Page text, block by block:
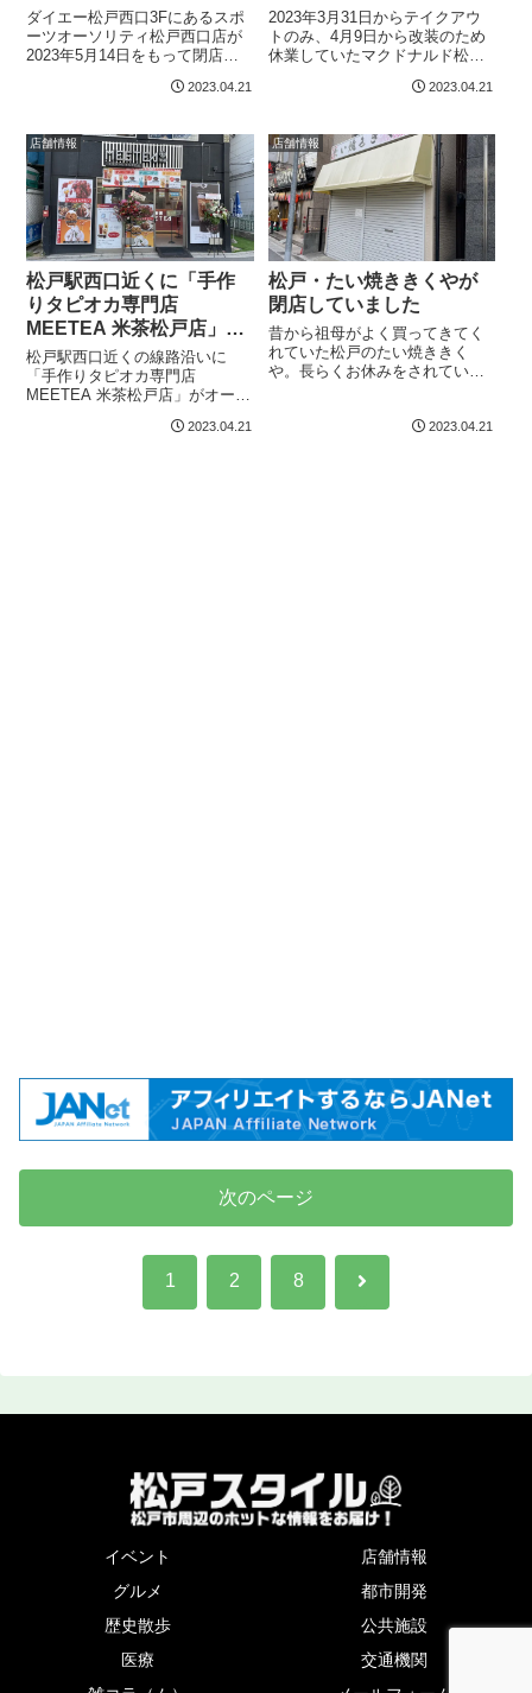
14日閉店へ
ダイエー松戸西口3Fにあるスポ
ーツオーソリティ松戸西口店が
2023年5月14日をもって閉店す
全閉店売りつくしセールが行わ
ティ松戸西口店スポーツオーソ
リティ松戸西口店完全閉店売り
つくしス...
2023.04.21
2023年3月31日からテイクアウ
トのみ、4月9日から改装のため
休業していたマクドナルド松戸
しました。マクドナルド松戸駅
知らせマクドナルド松戸駅前店
所在地：千葉県松戸市松戸1230-
1
2023.04.21
店舗情報
松戸駅西口近くに「手作
りタピオカ専門店
MEETEA 米茶松戸店」が
オープンしていました。
松戸駅西口近くの線路沿いに
「手作りタピオカ専門店
MEETEA 米茶松戸店」がオープ
門店MEETEA 米茶松戸店店舗の
2023.04.21
店舗情報
松戸・たい焼ききくやが
閉店していました
昔から祖母がよく買ってきてく
れていた松戸のたい焼ききく
や。長らくお休みをされていた
た。たい焼ききくや非常に残念
2023.04.21
次のページ
1 2 8 次
イベント
店舗情報
グルメ
都市開発
歴史散歩
公共施設
医療
交通機関